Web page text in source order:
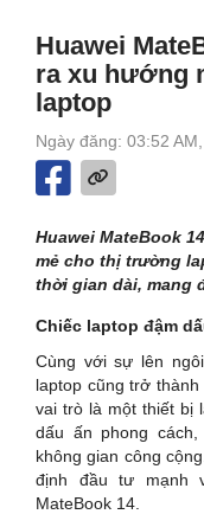
Huawei
ra xu hướng
laptop
Ngày đăng: 03:52
Huawei MateBook
mẻ cho thị trường
thời gian dài, mang
Chiếc laptop đậm
Cùng với sự lên
laptop cũng trở
vai trò là một thiết bị
dấu ấn phong
không gian công
định đầu tư mạnh
MateBook 14.